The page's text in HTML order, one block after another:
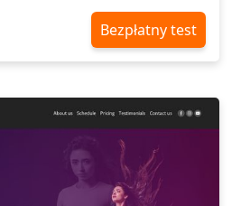
Bezpłatny test